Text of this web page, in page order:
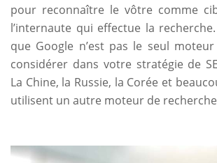
pour reconnaître le vôtre comme
l’internaute qui effectue la
que Google n’est pas le seul
considérer dans votre stratégie de
La Chine, la Russie, la Corée et
utilisent un autre moteur de